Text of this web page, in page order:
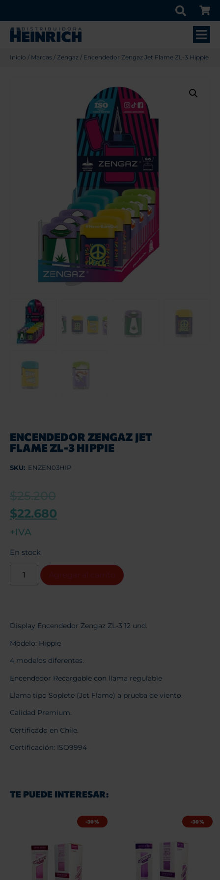
Inicio / Marcas / Zengaz / Encendedor Zengaz Jet Flame ZL-3 Hippie
ENCENDEDOR ZENGAZ JET
FLAME ZL-3 HIPPIE
SKU: ENZEN03HIP
$22.680
+IVA
En stock
Display Encendedor Zengaz ZL-3 12 und.
Modelo: Hippie
4 modelos diferentes.
Encendedor Recargable con llama regulable
Llama tipo Soplete (Jet Flame) a prueba de viento.
Calidad Premium.
Certificado en Chile.
Certificación: ISO9994
TE PUEDE INTERESAR:
-30% -30%